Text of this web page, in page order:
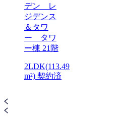
デン レ
ジデンス
＆タワ
ー タワ
ー棟 21階
2LDK(113.49
m²) 契約済